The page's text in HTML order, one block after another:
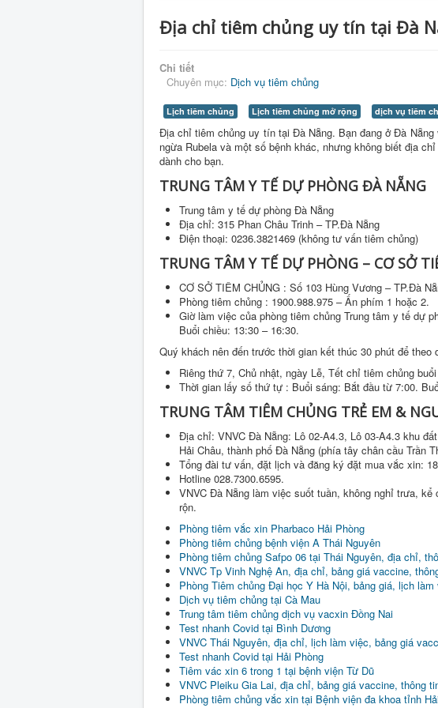
Địa chỉ tiêm chủng uy tín tại Đà
Chi tiết
Chuyên mục: Dịch vụ tiêm chủng
Lịch tiêm chủng Lịch tiêm chủng mở rộng dịch vụ tiêm
Địa chỉ tiêm chủng uy tín tại Đà Nẵng. Bạn đang ở Đà
ngừa Rubela và một số bệnh khác, nhưng không biết địa
dành cho bạn.
TRUNG TÂM Y TẾ DỰ PHÒNG ĐÀ NẴNG
Trung tâm y tế dự phòng Đà Nẵng
Địa chỉ: 315 Phan Châu Trinh – TP.Đà Nẵng
Điện thoại: 0236.3821469 (không tư vấn tiêm chủng)
TRUNG TÂM Y TẾ DỰ PHÒNG – CƠ SỞ
CƠ SỞ TIÊM CHỦNG : Số 103 Hùng Vương – TP.Đà
Phòng tiêm chủng : 1900.988.975 – Ấn phím 1 hoặc 2.
Giờ làm việc của phòng tiêm chủng Trung tâm y tế dự
Buổi chiều: 13:30 – 16:30.
Quý khách nên đến trước thời gian kết thúc 30 phút để theo
Riêng thứ 7, Chủ nhật, ngày Lễ, Tết chỉ tiêm chủng
Thời gian lấy số thứ tự : Buổi sáng: Bắt đầu từ 7:00.
TRUNG TÂM TIÊM CHỦNG TRẺ EM &
Địa chỉ: VNVC Đà Nẵng: Lô 02-A4.3, Lô 03-A4.3 khu
Hải Châu, thành phố Đà Nẵng (phía tây chân cầu Trần
Tổng đài tư vấn, đặt lịch và đăng ký đặt mua vắc xin:
Hotline 028.7300.6595.
VNVC Đà Nẵng làm việc suốt tuần, không nghỉ trưa,
rộn.
Phòng tiêm vắc xin Pharbaco Hải Phòng
Phòng tiêm chủng bệnh viện A Thái Nguyên
Phòng tiêm chủng Safpo 06 tại Thái Nguyên, địa chỉ,
VNVC Tp Vinh Nghệ An, địa chỉ, bảng giá vaccine,
Phòng Tiêm chủng Đại học Y Hà Nội, bảng giá, lịch
Dịch vụ tiêm chủng tại Cà Mau
Trung tâm tiêm chủng dịch vụ vacxin Đồng Nai
Test nhanh Covid tại Bình Dương
VNVC Thái Nguyên, địa chỉ, lịch làm việc, bảng giá
Test nhanh Covid tại Hải Phòng
Tiêm vác xin 6 trong 1 tại bệnh viện Từ Dũ
VNVC Pleiku Gia Lai, địa chỉ, bảng giá vaccine, thông
Phòng tiêm chủng vắc xin tại Bệnh viện đa khoa tỉnh